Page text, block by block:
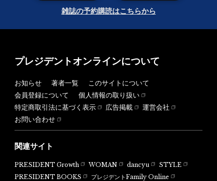
雑誌の予約購読はこちらから
プレジデントオンラインについて
お知らせ 著者一覧
このサイトについて
会員登録について
個人情報の取り扱い
特定商取引法に基づく表示
広告掲載
運営会社
お問い合わせ
関連サイト
PRESIDENT Growth WOMAN dancyu
STYLE
PRESIDENT BOOKS
プレジデントFamily Online